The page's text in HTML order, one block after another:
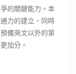
的關鍵能力。本
力的建立，同時
備英文以外的第
加分。